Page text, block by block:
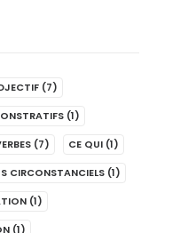
(7)
(1)
(7) CE QUI (1)
CIRCONSTANCIELS (1)
(1)
(1)